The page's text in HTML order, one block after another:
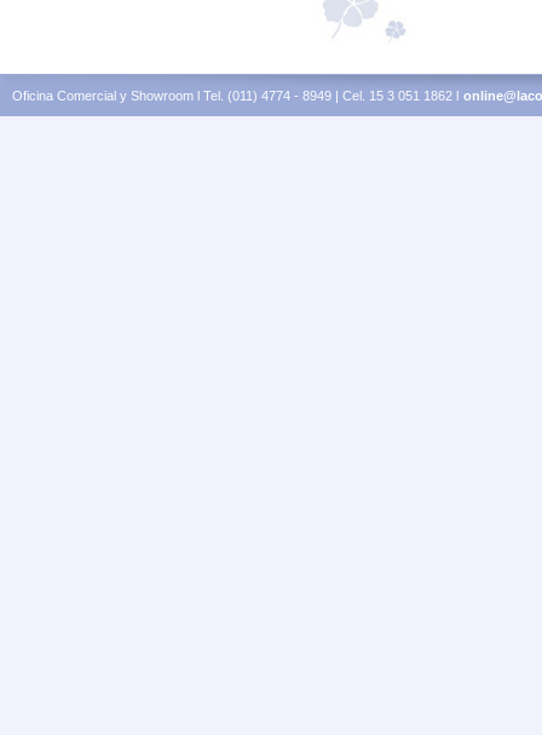
Oficina Comercial y Showroom l Tel. (011) 4774 - 8949 | Cel. 15 3 051 1862 l